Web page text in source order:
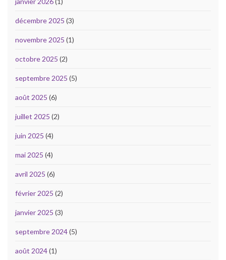
décembre 2025 (3)
novembre 2025 (1)
octobre 2025 (2)
septembre 2025 (5)
août 2025 (6)
juillet 2025 (2)
juin 2025 (4)
mai 2025 (4)
avril 2025 (6)
février 2025 (2)
janvier 2025 (3)
septembre 2024(5)
août 2024(1)